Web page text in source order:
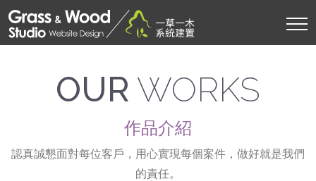
OUR WORKS
作品介紹
認真誠懇面對每位客戶，用心實現每個案件，做好就是我們
的責任。